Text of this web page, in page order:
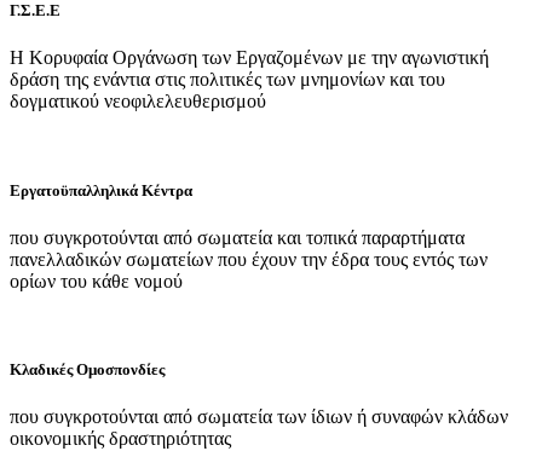
Γ.Σ.Ε.Ε
Η Κορυφαία Οργάνωση των Εργαζομένων με την αγωνιστική
δράση της ενάντια στις πολιτικές των μνημονίων και του
δογματικού νεοφιλελευθερισμού
Εργατοϋπαλληλικά Κέντρα
που συγκροτούνται από σωματεία και τοπικά παραρτήματα
πανελλαδικών σωματείων που έχουν την έδρα τους εντός των
ορίων του κάθε νομού
Κλαδικές Ομοσπονδίες
που συγκροτούνται από σωματεία των ίδιων ή συναφών κλάδων
οικονομικής δραστηριότητας